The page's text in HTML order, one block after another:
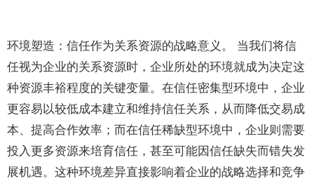
环境塑造：信任作为关系资源的战略意义。 当我们将信
任视为企业的关系资源时，企业所处的环境就成为决定这
种资源丰裕程度的关键变量。在信任密集型环境中，企业
更容易以较低成本建立和维持信任关系，从而降低交易成
本、提高合作效率；而在信任稀缺型环境中，企业则需要
投入更多资源来培育信任，甚至可能因信任缺失而错失发
展机遇。这种环境差异直接影响着企业的战略选择和竞争